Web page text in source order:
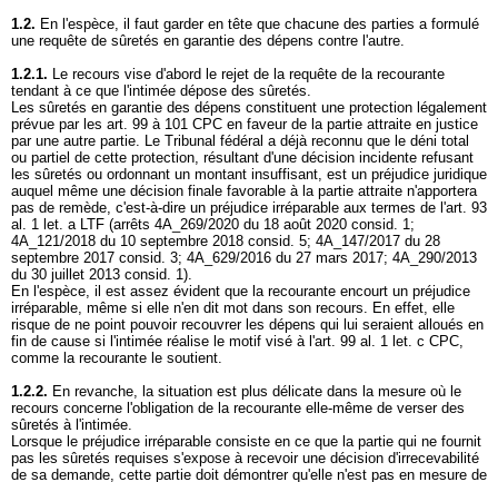
1.2. En l'espèce, il faut garder en tête que chacune des parties a formulé
une requête de sûretés en garantie des dépens contre l'autre.
1.2.1. Le recours vise d'abord le rejet de la requête de la recourante
tendant à ce que l'intimée dépose des sûretés.
Les sûretés en garantie des dépens constituent une protection légalement
prévue par les art. 99 à 101 CPC en faveur de la partie attraite en justice
par une autre partie. Le Tribunal fédéral a déjà reconnu que le déni total
ou partiel de cette protection, résultant d'une décision incidente refusant
les sûretés ou ordonnant un montant insuffisant, est un préjudice juridique
auquel même une décision finale favorable à la partie attraite n'apportera
pas de remède, c'est-à-dire un préjudice irréparable aux termes de l'art. 93
al. 1 let. a LTF (arrêts 4A_269/2020 du 18 août 2020 consid. 1;
4A_121/2018 du 10 septembre 2018 consid. 5; 4A_147/2017 du 28
septembre 2017 consid. 3; 4A_629/2016 du 27 mars 2017; 4A_290/2013
du 30 juillet 2013 consid. 1).
En l'espèce, il est assez évident que la recourante encourt un préjudice
irréparable, même si elle n'en dit mot dans son recours. En effet, elle
risque de ne point pouvoir recouvrer les dépens qui lui seraient alloués en
fin de cause si l'intimée réalise le motif visé à l'art. 99 al. 1 let. c CPC,
comme la recourante le soutient.
1.2.2. En revanche, la situation est plus délicate dans la mesure où le
recours concerne l'obligation de la recourante elle-même de verser des
sûretés à l'intimée.
Lorsque le préjudice irréparable consiste en ce que la partie qui ne fournit
pas les sûretés requises s'expose à recevoir une décision d'irrecevabilité
de sa demande, cette partie doit démontrer qu'elle n'est pas en mesure de